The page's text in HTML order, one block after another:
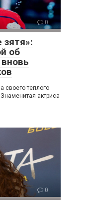
0
об
своего теплого
актриса
0